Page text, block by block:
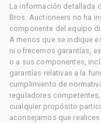
La información detallada
Bros. Auctioneers no ha
componente del equipo
A menos que se indique
ni ofrecemos garantías,
o a sus componentes,
garantías relativas a la
cumplimiento de
reguladores
cualquier propósito
aconsejamos que